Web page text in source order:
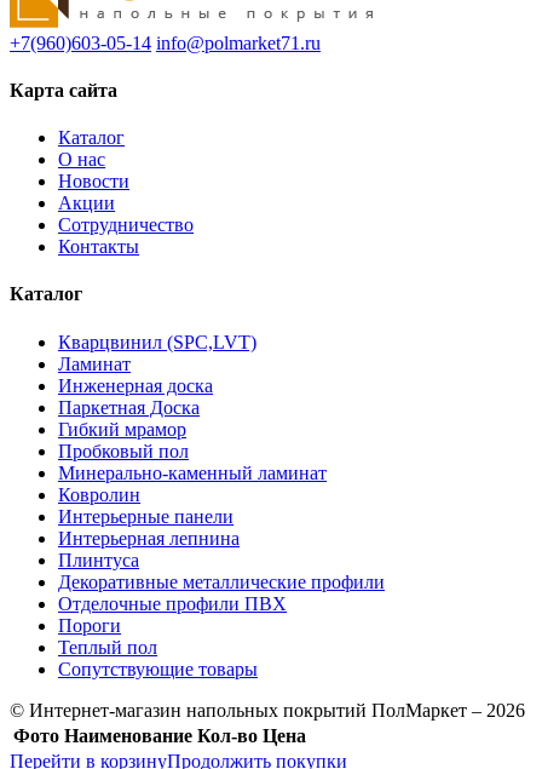
+7(960)603-05-14 info@polmarket71.ru
Карта сайта
Каталог
О нас
Новости
Акции
Сотрудничество
Контакты
Каталог
Кварцвинил (SPC,LVT)
Ламинат
Инженерная доска
Паркетная Доска
Гибкий мрамор
Пробковый пол
Минерально-каменный ламинат
Ковролин
Интерьерные панели
Интерьерная лепнина
Плинтуса
Декоративные металлические профили
Отделочные профили ПВХ
Пороги
Теплый пол
Сопутствующие товары
© Интернет-магазин напольных покрытий ПолМаркет – 2026
Фото Наименование Кол-во Цена
Перейти в корзинуПродолжить покупки